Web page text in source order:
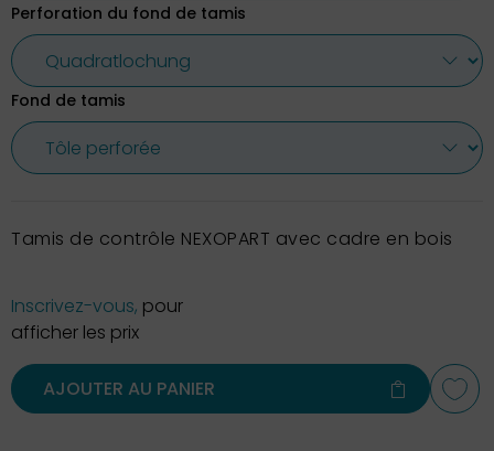
Perforation du fond de tamis
Fond de tamis
Tamis de contrôle NEXOPART avec cadre en bois
Inscrivez-vous, pour
afficher les prix
AJOUTER AU PANIER